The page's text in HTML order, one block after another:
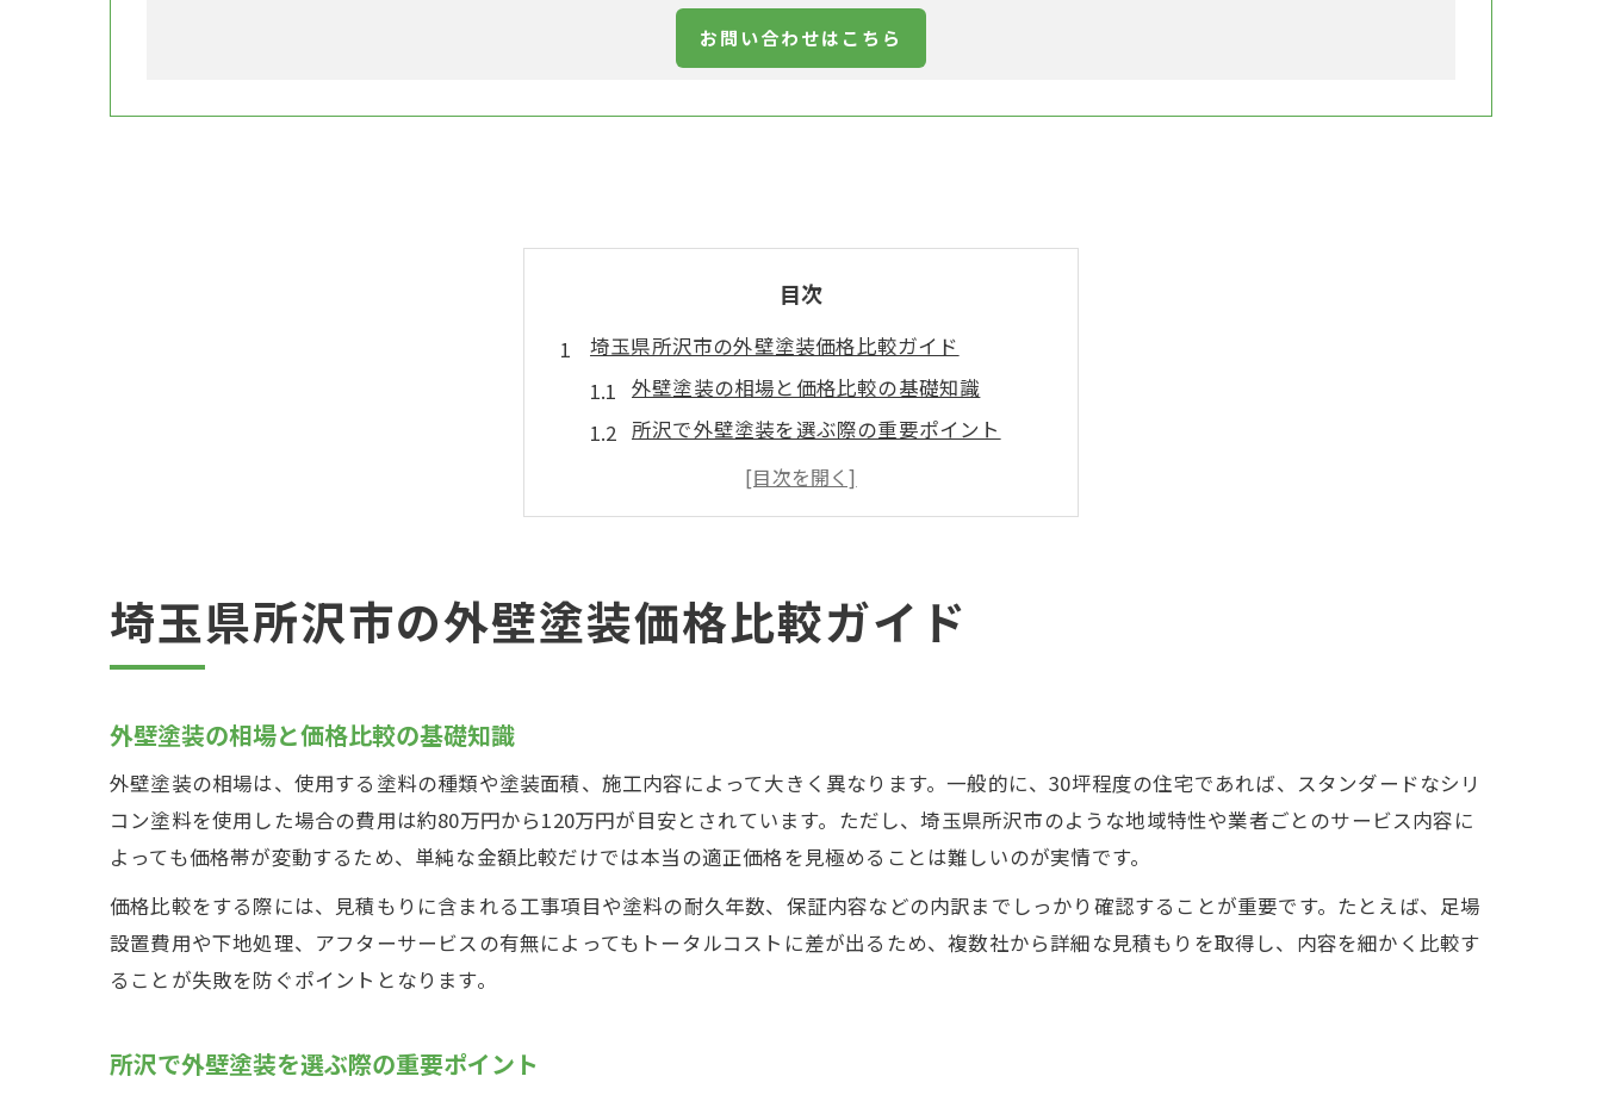
お問い合わせはこちら
目次
埼玉県所沢市の外壁塗装価格比較ガイド
外壁塗装の相場と価格比較の基礎知識
所沢で外壁塗装を選ぶ際の重要ポイント
所沢市の外壁塗装 助成金と価格の関係性
外壁塗装 所沢の評判が価格に与える影響
外壁塗装の費用相場を見抜くためのコツ
外壁塗装の費用相場を知るための調査術
助成金活用で外壁塗装費用を抑える方法
適正価格を知りたいなら外壁塗装の内訳把握が鍵
所沢市の外壁塗装で重視すべき費用項目
埼玉県所沢市の外壁塗装価格比較ガイド
外壁塗装の相場と価格比較の基礎知識
外壁塗装の相場は、使用する塗料の種類や塗装面積、施工内容によって大きく異なります。一般的に、30坪程度の住宅であれば、スタンダードなシリ
コン塗料を使用した場合の費用は約80万円から120万円が目安とされています。ただし、埼玉県所沢市のような地域特性や業者ごとのサービス内容に
よっても価格帯が変動するため、単純な金額比較だけでは本当の適正価格を見極めることは難しいのが実情です。
価格比較をする際には、見積もりに含まれる工事項目や塗料の耐久年数、保証内容などの内訳までしっかり確認することが重要です。たとえば、足場
設置費用や下地処理、アフターサービスの有無によってもトータルコストに差が出るため、複数社から詳細な見積もりを取得し、内容を細かく比較す
ることが失敗を防ぐポイントとなります。
所沢で外壁塗装を選ぶ際の重要ポイント